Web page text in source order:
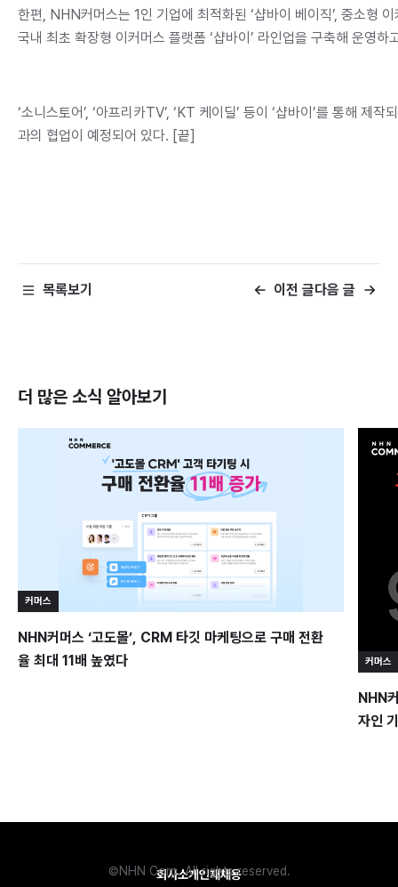
한편, NHN커머스는 1인 기업에 최적화된 ‘샵바이 베이직’, 중소형
국내 최초 확장형 이커머스 플랫폼 ‘샵바이’ 라인업을 구축해 운영하
‘소니스토어’, ‘아프리카TV’, ‘KT 케이딜’ 등이 ‘샵바이’를 통해 제
과의 협업이 예정되어 있다. [끝]
목록보기 이전 글다음 글
더 많은 소식 알아보기
커머스
NHN커머스 ‘고도몰’, CRM 타깃 마케팅으로 구매 전환
율 최대 11배 높였다
커머스
NHN
자인
회사소개인재채용
©NHN Corp. All rights reserved.